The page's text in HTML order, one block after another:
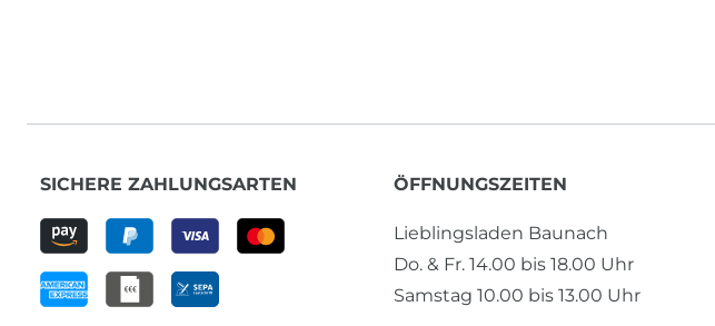
SICHERE ZAHLUNGSARTEN ÖFFNUNGSZEITEN
Lieblingsladen Baunach
Do. & Fr. 14.00 bis 18.00 Uhr
Samstag 10.00 bis 13.00 Uhr